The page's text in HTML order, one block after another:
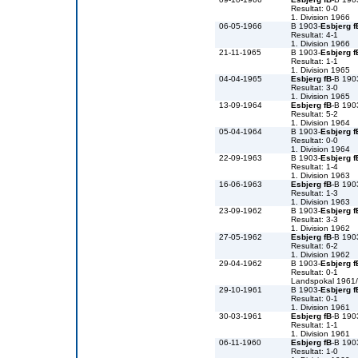
Resultat: 0-0
1. Division 1966
06-05-1966
B 1903-Esbjerg
Resultat: 4-1
1. Division 1966
21-11-1965
B 1903-Esbjerg
Resultat: 1-1
1. Division 1965
04-04-1965
Esbjerg fB-B
Resultat: 3-0
1. Division 1965
13-09-1964
Esbjerg fB-B
Resultat: 5-2
1. Division 1964
05-04-1964
B 1903-Esbjerg
Resultat: 0-0
1. Division 1964
22-09-1963
B 1903-Esbjerg
Resultat: 1-4
1. Division 1963
16-06-1963
Esbjerg fB-B
Resultat: 1-3
1. Division 1963
23-09-1962
B 1903-Esbjerg
Resultat: 3-3
1. Division 1962
27-05-1962
Esbjerg fB-B
Resultat: 6-2
1. Division 1962
29-04-1962
B 1903-Esbjerg
Resultat: 0-1
Landspokal
29-10-1961
B 1903-Esbjerg
Resultat: 0-1
1. Division 1961
30-03-1961
Esbjerg fB-B
Resultat: 1-1
1. Division 1961
06-11-1960
Esbjerg fB-B
Resultat: 1-0